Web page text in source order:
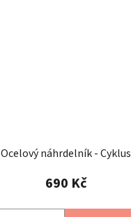
Ocelový náhrdelník - Cyklus
690 Kč